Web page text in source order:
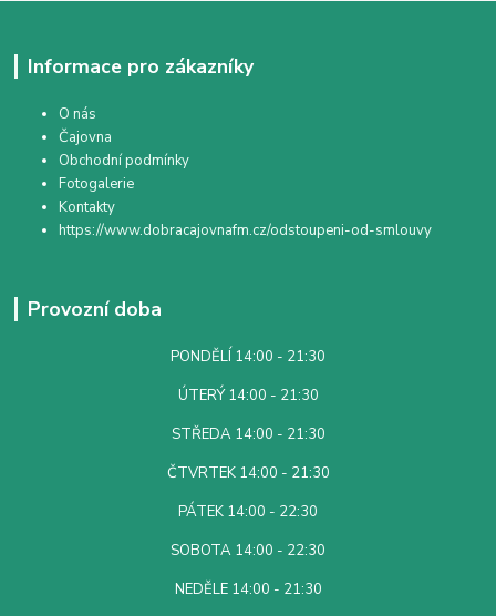
Informace pro zákazníky
O nás
Čajovna
Obchodní podmínky
Fotogalerie
Kontakty
https://www.dobracajovnafm.cz/odstoupeni-od-smlouvy
Provozní doba
PONDĚLÍ 14:00 - 21:30
ÚTERÝ 14:00 - 21:30
STŘEDA 14:00 - 21:30
ČTVRTEK 14:00 - 21:30
PÁTEK 14:00 - 22:30
SOBOTA 14:00 - 22:30
NEDĚLE 14:00 - 21:30